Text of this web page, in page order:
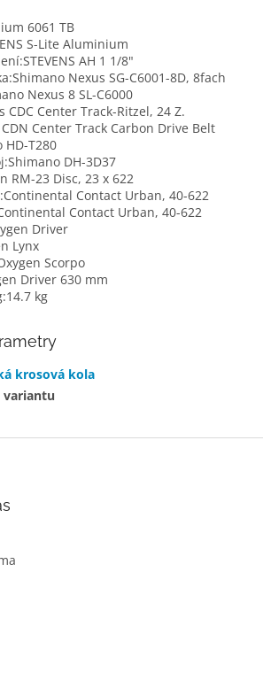
6061 TB
S-Lite Aluminium
STEVENS AH 1 1/8"
Shimano Nexus SG-C6001-8D, 8fach
Nexus 8 SL-C6000
CDC Center Track-Ritzel, 24 Z.
CDN Center Track Carbon Drive Belt
HD-T280
Shimano DH-3D37
RM-23 Disc, 23 x 622
Continental Contact Urban, 40-622
Contact Urban, 40-622
Driver
Lynx
Scorpo
Driver 630 mm
14.7 kg
krosová kola
variantu